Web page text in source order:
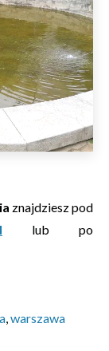
znajdziesz pod
lub po
,warszawa